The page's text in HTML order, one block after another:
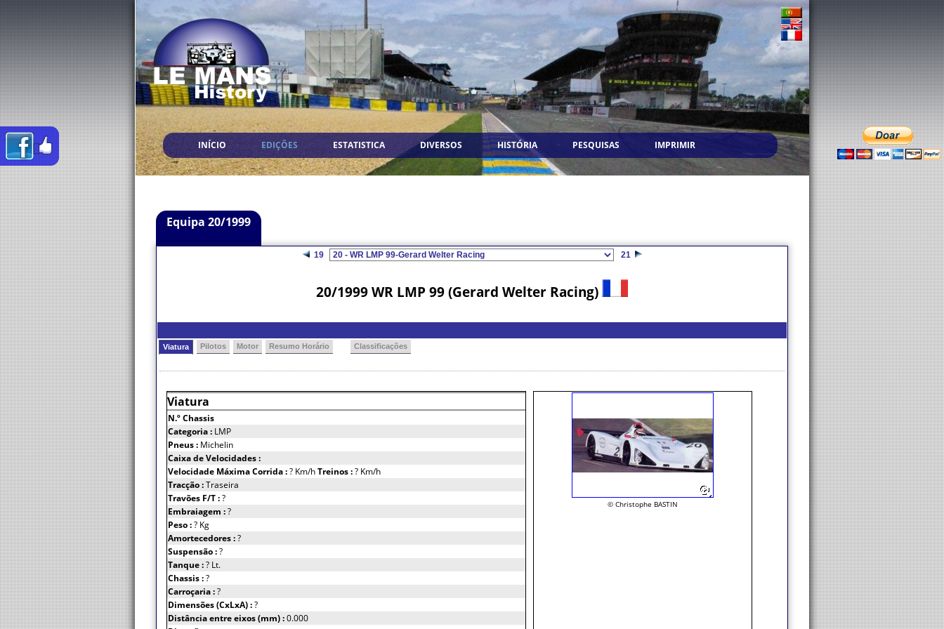
INÍCIO EDIÇÕES ESTATISTICA DIVERSOS HISTÓRIA PESQUISAS IMPRIMIR
Equipa 20/1999
19 21
20/1999 WR LMP 99 (Gerard Welter Racing)
Viatura Pilotos Motor Resumo Horário Classificações
Viatura
N.º Chassis
Categoria : LMP
Pneus : Michelin
Caixa de Velocidades :
Velocidade Máxima Corrida :? Km/hTreinos :? Km/h
Tracção :Traseira
Travões F/T :?
Embraiagem :?
Peso :? Kg
Amortecedores :?
Suspensão :?
Tanque :? Lt.
Chassis :?
Carroçaria :?
Dimensões (CxLxA) :?
Distância entre eixos (mm) :0.000
© Christophe BASTIN